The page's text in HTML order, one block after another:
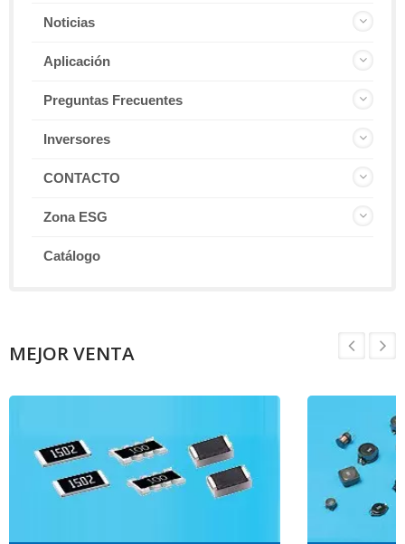
Noticias
Aplicación
Preguntas Frecuentes
Inversores
CONTACTO
Zona ESG
Catálogo
MEJOR VENTA